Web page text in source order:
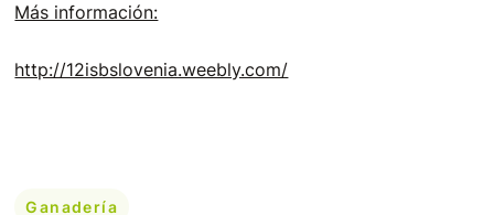
Más información:
http://12isbslovenia.weebly.com/
Ganadería